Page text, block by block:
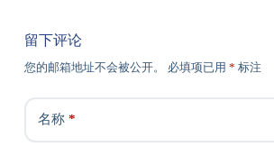
留下评论
您的邮箱地址不会被公开。 必填项已用 * 标注
名称*